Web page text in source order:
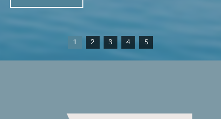
1 2 3 4 5